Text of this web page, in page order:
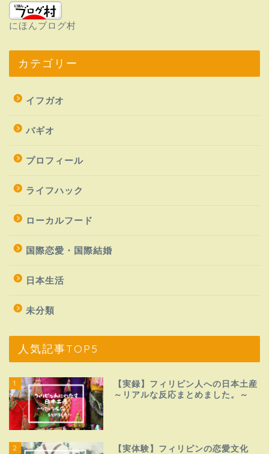
にほんブログ村
カテゴリー
イフガオ
バギオ
プロフィール
ライフハック
ローカルフード
国際恋愛・国際結婚
日本生活
未分類
人気記事TOP5
1
【実録】フィリピン人への日本土産
～リアルな反応まとめました。～
2
【実体験】フィリピンの恋愛文化